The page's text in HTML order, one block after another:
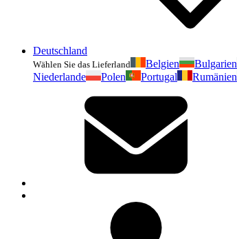
Deutschland
Wählen Sie das Lieferland Belgien Bulgarien
Niederlande
Polen Portugal Rumänien